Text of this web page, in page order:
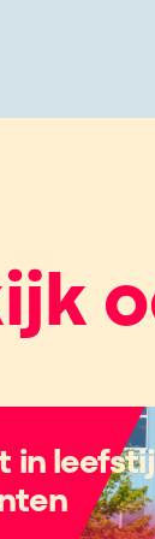
in